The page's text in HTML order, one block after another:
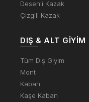
Desenli Kazak
Çizgili Kazak
DIŞ & ALT GIYIM
Tüm Dış Giyim
Mont
Kaban
Kaşe Kaban